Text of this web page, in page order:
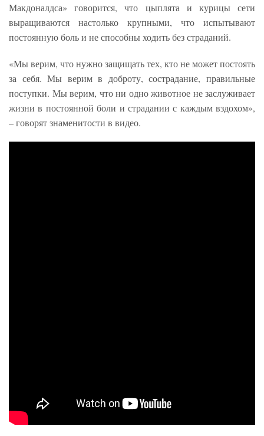
Макдоналдса» говорится, что цыплята и курицы сети
выращиваются настолько крупными, что испытывают
постоянную боль и не способны ходить без страданий.
«Мы верим, что нужно защищать тех, кто не может постоять
за себя. Мы верим в доброту, сострадание, правильные
поступки. Мы верим, что ни одно животное не заслуживает
жизни в постоянной боли и страдании с каждым вздохом»,
– говорят знаменитости в видео.